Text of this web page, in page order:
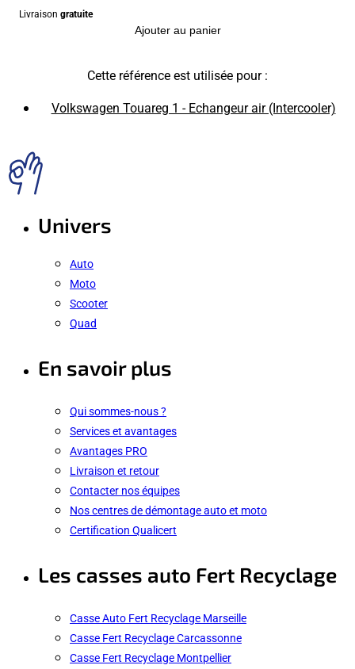
Livraison gratuite
Ajouter au panier
Cette référence est utilisée pour :
Volkswagen Touareg 1 - Echangeur air (Intercooler)
Univers
Auto
Moto
Scooter
Quad
En savoir plus
Qui sommes-nous ?
Services et avantages
Avantages PRO
Livraison et retour
Contacter nos équipes
Nos centres de démontage auto et moto
Certification Qualicert
Les casses auto Fert Recyclage
Casse Auto Fert Recyclage Marseille
Casse Fert Recyclage Carcassonne
Casse Fert Recyclage Montpellier